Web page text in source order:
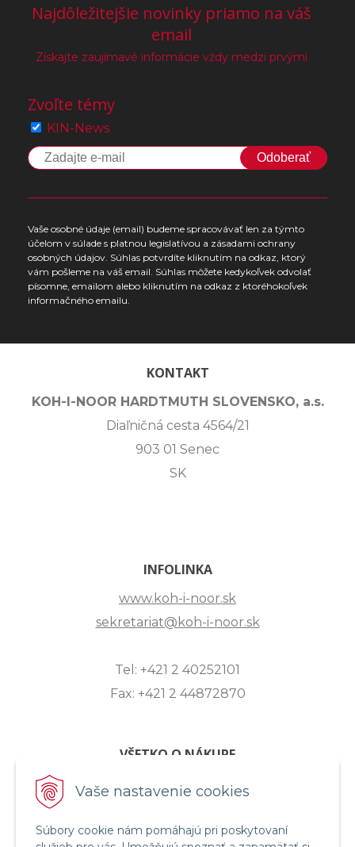
Vaše nastavenie cookies
Súbory cookie nám pomáhajú pri poskytovaní
Najdôležitejšie novinky priamo na váš
email
Získajte zaujímavé informácie vždy medzi prvými
Zvoľte témy
KIN-News
Odoberať
Vaše osobné údaje (email) budeme spracovávať len za týmto
účelom v súlade s platnou legislatívou a zásadami ochrany
osobných údajov. Súhlas potvrdíte kliknutím na odkaz, ktorý
vám pošleme na váš email. Súhlas môžete kedykoľvek odvolať
písomne, emailom alebo kliknutím na odkaz z ktoréhokoľvek
informačného emailu.
KONTAKT
KOH-I-NOOR HARDTMUTH SLOVENSKO, a.s.
Diaľničná cesta 4564/21
903 01 Senec
SK
INFOLINKA
www.koh-i-noor.sk
sekretariat@koh-i-noor.sk
Tel: +421 2 40252101
Fax: +421 2 44872870
VŠETKO O NÁKUPE
ZASLANIE OTÁZKY
OBCHODNÉ PODMIENKY